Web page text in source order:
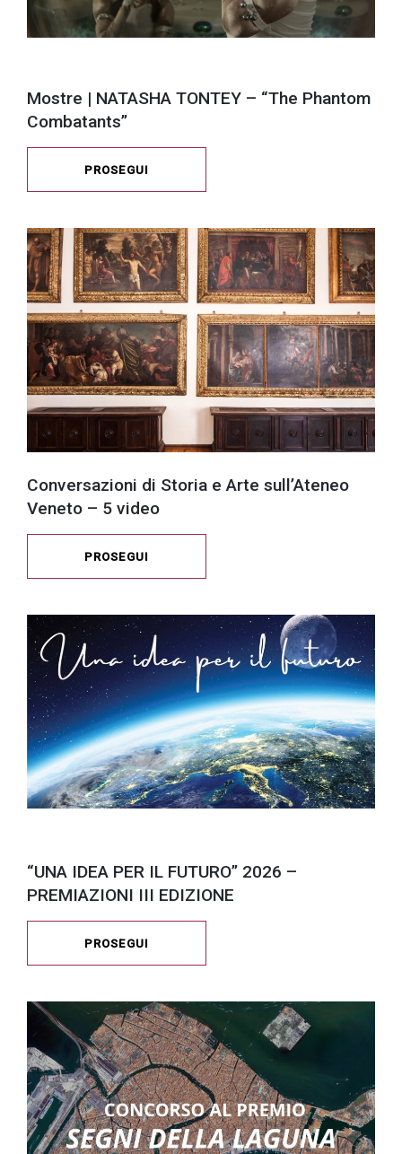
Mostre | NATASHA TONTEY – “The Phantom
Combatants”
PROSEGUI
Conversazioni di Storia e Arte sull’Ateneo
Veneto – 5 video
PROSEGUI
“UNA IDEA PER IL FUTURO” 2026 –
PREMIAZIONI III EDIZIONE
PROSEGUI